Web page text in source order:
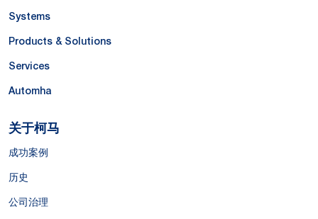
Systems
Products & Solutions
Services
Automha
关于柯马
成功案例
历史
公司治理